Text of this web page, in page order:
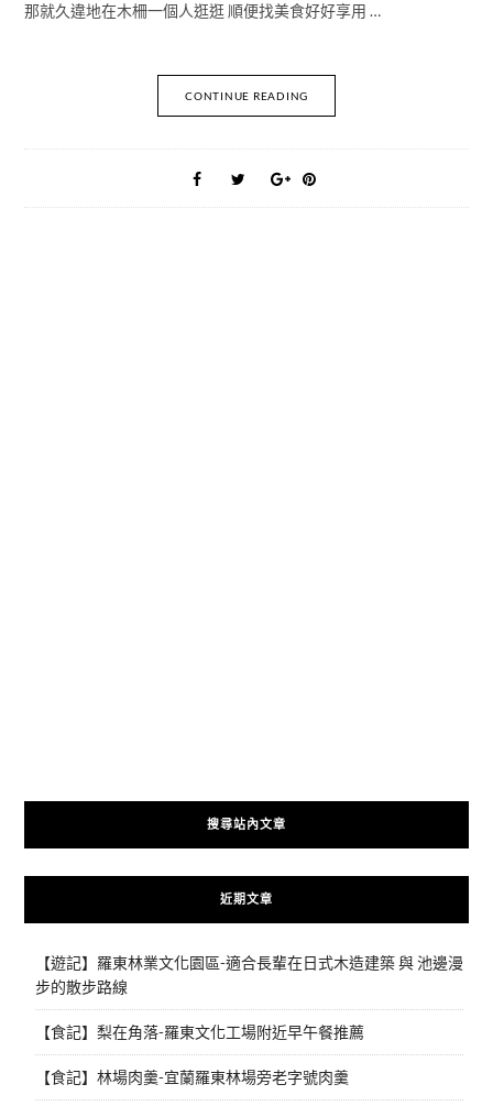
那就久違地在木柵一個人逛逛 順便找美食好好享用 …
CONTINUE READING
搜尋站內文章
近期文章
【遊記】羅東林業文化園區-適合長輩在日式木造建築 與 池邊漫
步的散步路線
【食記】梨在角落-羅東文化工場附近早午餐推薦
【食記】林場肉羹-宜蘭羅東林場旁老字號肉羹